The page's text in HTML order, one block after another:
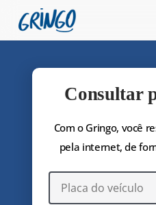
Pular
para
conteúdo
Consultar
Com o Gringo, você
pela internet, de